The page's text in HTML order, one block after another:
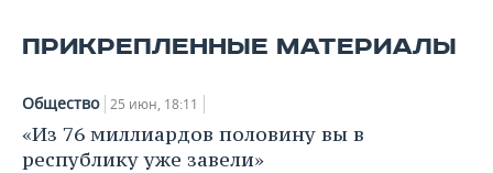
ПРИКРЕПЛЕННЫЕ МАТЕРИАЛЫ
Общество 25 июн, 18:11
«Из 76 миллиардов половину вы в
республику уже завели»